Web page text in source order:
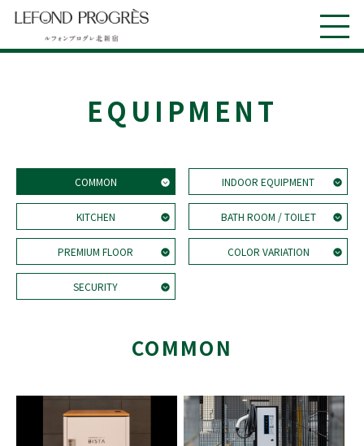
EQUIPMENT
COMMON INDOOR EQUIPMENT
KITCHEN BATH ROOM / TOILET
PREMIUM FLOOR COLOR VARIATION
SECURITY
COMMON